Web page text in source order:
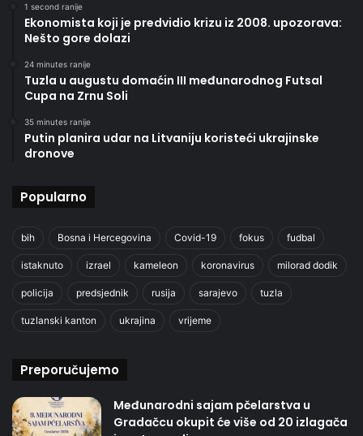
1 second ranije
Ekonomista koji je predvidio krizu iz 2008. upozorava:
Nešto gore dolazi
24 minutes ranije
Tuzla u augustu domaćin III međunarodnog Futsal
Cupa na Zrnu Soli
35 minutes ranije
Putin planira udar na Litvaniju koristeći ukrajinske
dronove
Popularno
bih Bosna i Hercegovina Covid-19 fokus fudbal
istaknuto izrael kameleon koronavirus milorad dodik
policija predsjednik rusija sarajevo tuzla
tuzlanski kanton ukrajina vrijeme
Preporučujemo
Međunarodni sajam pčelarstva u
Gradačcu okupit će više od 20 izlagača